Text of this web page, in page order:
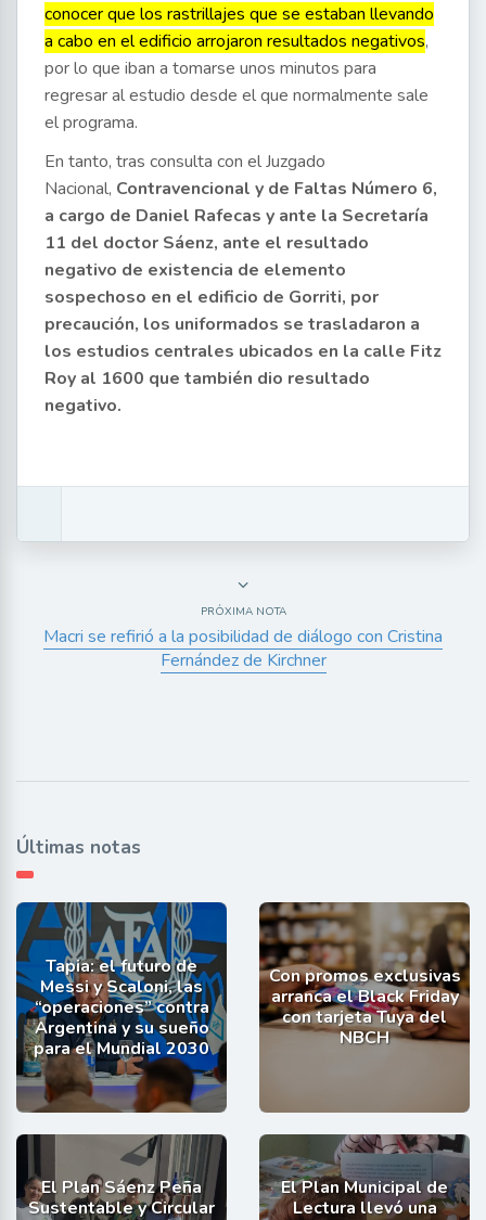
conocer que los rastrillajes que se estaban llevando
a cabo en el edificio arrojaron resultados negativos,
por lo que iban a tomarse unos minutos para
regresar al estudio desde el que normalmente sale
el programa.
En tanto, tras consulta con el Juzgado
Nacional, Contravencional y de Faltas Número 6,
a cargo de Daniel Rafecas y ante la Secretaría
11 del doctor Sáenz, ante el resultado
negativo de existencia de elemento
sospechoso en el edificio de Gorriti, por
precaución, los uniformados se trasladaron a
los estudios centrales ubicados en la calle Fitz
Roy al 1600 que también dio resultado
negativo.
PRÓXIMA NOTA
Macri se refirió a la posibilidad de diálogo con Cristina
Fernández de Kirchner
Últimas notas
Tapia: el futuro de
Messi y Scaloni, las
“operaciones” contra
Argentina y su sueño
para el Mundial 2030
Con promos exclusivas
arranca el Black Friday
con tarjeta Tuya del
NBCH
El Plan Sáenz Peña
Sustentable y Circular
El Plan Municipal de
Lectura llevó una